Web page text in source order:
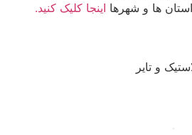
ها و شهرهااینجا کلیک کنید.
و تایر